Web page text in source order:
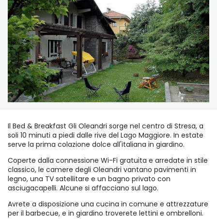
Il Bed & Breakfast Gli Oleandri sorge nel centro di Stresa, a
soli 10 minuti a piedi dalle rive del Lago Maggiore. In estate
serve la prima colazione dolce all'italiana in giardino.
Coperte dalla connessione Wi-Fi gratuita e arredate in stile
classico, le camere degli Oleandri vantano pavimenti in
legno, una TV satellitare e un bagno privato con
asciugacapelli. Alcune si affacciano sul lago.
Avrete a disposizione una cucina in comune e attrezzature
per il barbecue, e in giardino troverete lettini e ombrelloni.